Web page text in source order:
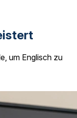
um Englisch zu